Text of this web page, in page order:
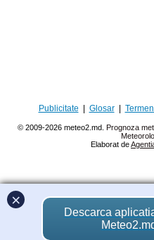
Publicitate Glosar|
© 2009-2026 meteo2.md. Prognoza
Elaborat de
×
Descarca